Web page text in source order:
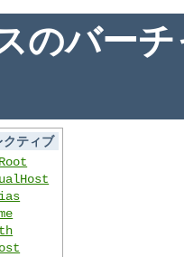
のバー
クティブ